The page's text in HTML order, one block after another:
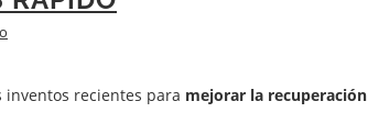
recientes para mejorar la recuperación